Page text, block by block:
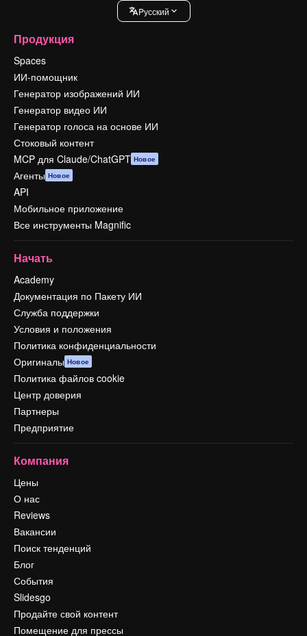
Pусский
Продукция
Spaces
ИИ-помощник
Генератор изображений ИИ
Генератор видео ИИ
Генератор голоса на основе ИИ
Стоковый контент
MCP для Claude/ChatGPT Новое
Агенты Новое
API
Мобильное приложение
Все инструменты Magnific
Начать
Academy
Документация по Пакету ИИ
Служба поддержки
Условия и положения
Политика конфиденциальности
Оригиналы Новое
Политика файлов cookie
Центр доверия
Партнеры
Предприятие
Компания
Цены
О нас
Reviews
Вакансии
Поиск тенденций
Блог
События
Slidesgo
Продайте свой контент
Помещение для прессы